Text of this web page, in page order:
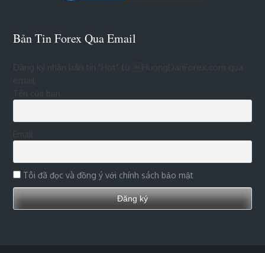
Bản Tin Forex Qua Email
Đăng ký nhận bản tin "Hot" từ HuongDanForex.com qua
Tên của bạn
Tôi đã đọc và đồng ý với chính sách bảo mật